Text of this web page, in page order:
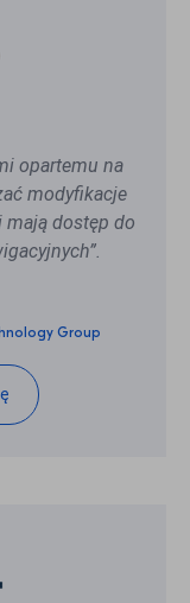
opartemu na
modyfikacje
mają dostęp do
Group